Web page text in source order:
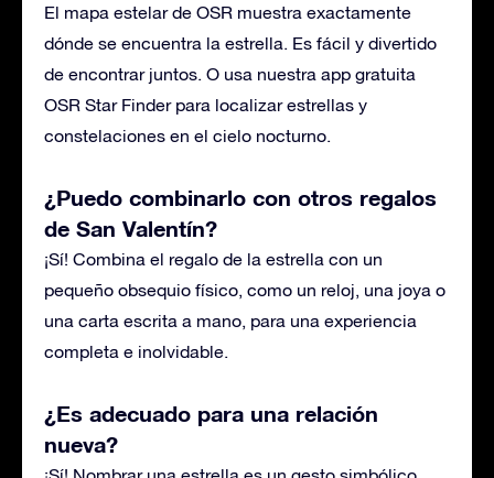
El mapa estelar de OSR muestra exactamente
dónde se encuentra la estrella. Es fácil y divertido
de encontrar juntos. O usa nuestra app gratuita
OSR Star Finder para localizar estrellas y
constelaciones en el cielo nocturno.
¿Puedo combinarlo con otros regalos
de San Valentín?
¡Sí! Combina el regalo de la estrella con un
pequeño obsequio físico, como un reloj, una joya o
una carta escrita a mano, para una experiencia
completa e inolvidable.
¿Es adecuado para una relación
nueva?